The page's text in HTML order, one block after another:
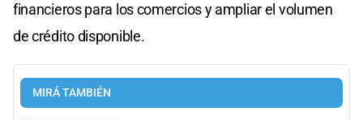
financieros para los comercios y ampliar el volumen
de crédito disponible.
MIRÁ TAMBIÉN